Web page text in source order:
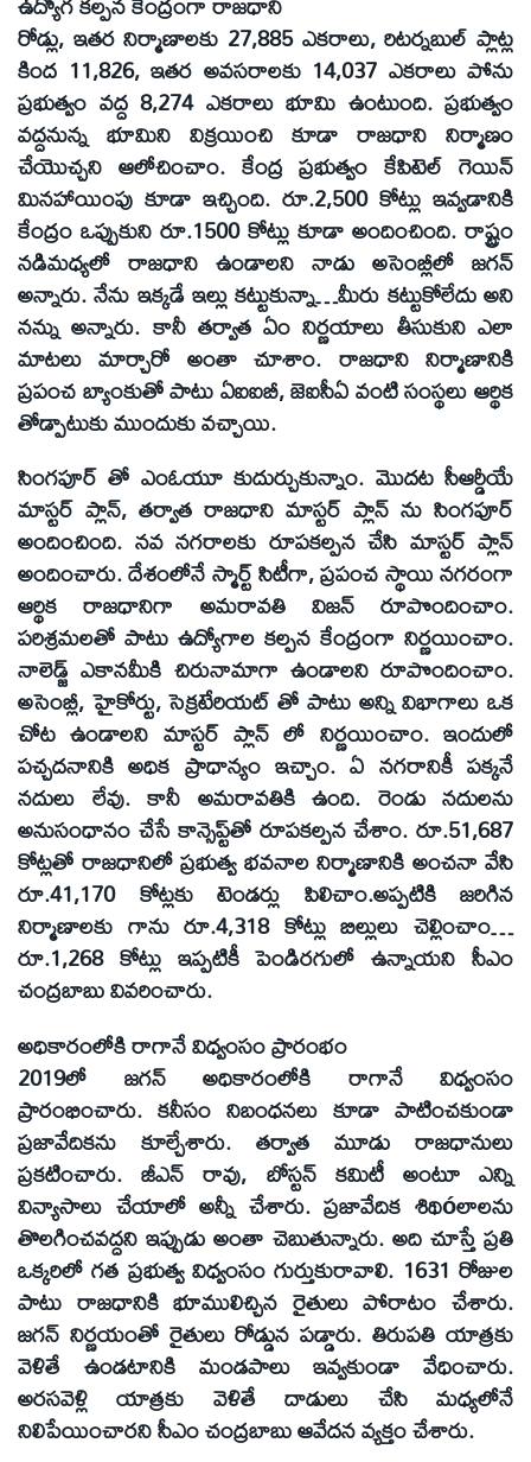
రోడ్లు, ఇతర నిర్మాణాలకు 27,885 ఎకరాలు, రిటర్నబుల్‌ ప్లాట్ల
కింద 11,826, ఇతర అవసరాలకు 14,037 ఎకరాలు పోను
ప్రభుత్వం వద్ద 8,274 ఎకరాలు భూమి ఉంటుంది. ప్రభుత్వం
వద్దనున్న భూమిని విక్రయించి కూడా రాజధాని నిర్మాణం
చేయొచ్చని ఆలోచించాం. కేంద్ర ప్రభుత్వం కేపిటెల్‌ గెయిన్‌
మినహాయింపు కూడా ఇచ్చింది. రూ.2,500 కోట్లు ఇవ్వడానికి
కేంద్రం ఒప్పుకుని రూ.1500 కోట్లు కూడా అందించింది. రాష్ట్రం
నడిమధ్యలో రాజధాని ఉండాలని నాడు అసెంబ్లీలో జగన్‌
అన్నారు. నేను ఇక్కడే ఇల్లు కట్టుకున్నా…మీరు కట్టుకోలేదు అని
నన్ను అన్నారు. కానీ తర్వాత ఏం నిర్ణయాలు తీసుకుని ఎలా
మాటలు మార్చారో అంతా చూశాం. రాజధాని నిర్మాణానికి
ప్రపంచ బ్యాంకుతో పాటు ఏఐఐబీ, జెఐసీఏ వంటి సంస్థలు ఆర్థిక
తోడ్పాటుకు ముందుకు వచ్చాయి.
సింగపూర్‌ తో ఎంఓయూ కుదుర్చుకున్నాం. మొదట సీఆర్డీయే
మాస్టర్‌ ప్లాన్‌, తర్వాత రాజధాని మాస్టర్‌ ప్లాన్‌ ను సింగపూర్‌
అందించింది. నవ నగరాలకు రూపకల్పన చేసి మాస్టర్‌ ప్లాన్‌
అందించారు. దేశంలోనే స్మార్ట్‌ సిటీగా, ప్రపంచ స్థాయి నగరంగా
ఆర్థిక రాజధానిగా అమరావతి విజన్‌ రూపొందించాం.
పరిశ్రమలతో పాటు ఉద్యోగాల కల్పన కేంద్రంగా నిర్ణయించాం.
నాలెడ్జ్‌ ఎకానమీకి చిరునామాగా ఉండాలని రూపొందించాం.
అసెంబ్లీ, హైకోర్టు, సెక్రటేరియట్‌ తో పాటు అన్ని విభాగాలు ఒక
చోట ఉండాలని మాస్టర్‌ ప్లాన్‌ లో నిర్ణయించాం. ఇందులో
పచ్చదనానికి అధిక ప్రాధాన్యం ఇచ్చాం. ఏ నగరానికీ పక్కనే
నదులు లేవు. కానీ అమరావతికి ఉంది. రెండు నదులను
అనుసంధానం చేసే కాన్సెప్ట్‌తో రూపకల్పన చేశాం. రూ.51,687
కోట్లతో రాజధానిలో ప్రభుత్వ భవనాల నిర్మాణానికి అంచనా వేసి
రూ.41,170 కోట్లకు టెండర్లు పిలిచాం.అప్పటికి జరిగిన
నిర్మాణాలకు గాను రూ.4,318 కోట్లు బిల్లులు చెల్లించాం…
రూ.1,268 కోట్లు ఇప్పటికీ పెండిరగులో ఉన్నాయని సీఎం
చంద్రబాబు వివరించారు.
అధికారంలోకి రాగానే విధ్వంసం ప్రారంభం
2019లో జగన్‌ అధికారంలోకి రాగానే విధ్వంసం
ప్రారంభించారు. కనీసం నిబంధనలు కూడా పాటించకుండా
ప్రజావేదికను కూల్చేశారు. తర్వాత మూడు రాజధానులు
ప్రకటించారు. జీఎన్‌ రావు, బోస్టన్‌ కమిటీ అంటూ ఎన్ని
విన్యాసాలు చేయాలో అన్నీ చేశారు. ప్రజావేదిక శిథిóలాలను
తొలగించవద్దని ఇప్పుడు అంతా చెబుతున్నారు. అది చూస్తే ప్రతి
ఒక్కరిలో గత ప్రభుత్వ విధ్వంసం గుర్తుకురావాలి. 1631 రోజుల
పాటు రాజధానికి భూములిచ్చిన రైతులు పోరాటం చేశారు.
జగన్‌ నిర్ణయంతో రైతులు రోడ్డున పడ్డారు. తిరుపతి యాత్రకు
వెళితే ఉండటానికి మండపాలు ఇవ్వకుండా వేధించారు.
అరసవెళ్లి యాత్రకు వెళితే దాడులు చేసి మధ్యలోనే
నిలిపేయించారని సీఎం చంద్రబాబు ఆవేదన వ్యక్తం చేశారు.